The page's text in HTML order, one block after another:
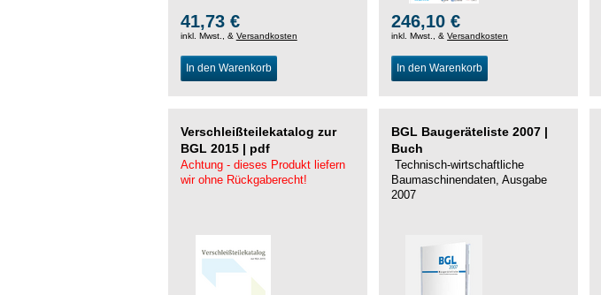
41,73 €
inkl. Mwst., & Versandkosten
In den Warenkorb
246,10 €
inkl. Mwst., &Versandkosten
In den Warenkorb
Verschleißteilekatalog zur
BGL 2015 | pdf
Achtung - dieses Produkt liefern
wir ohne Rückgaberecht!
BGL Baugeräteliste 2007 |
Buch
Technisch-wirtschaftliche
Baumaschinendaten, Ausgabe
2007